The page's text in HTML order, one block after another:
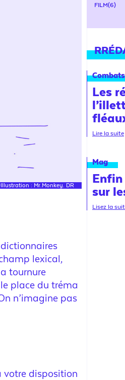
: Mr.Monkey. DR
lexical,
tournure
place du tréma
n’imagine pas
votre disposition
FILM(6)
Combats
Les
Lire la suite
Mag
Enfin
sur
Lisez la